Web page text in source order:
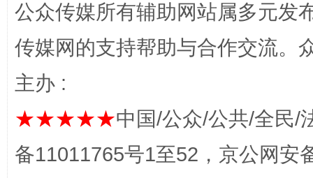
东山县通报“牛蛙产品抗生素超标问题” 法
公众传媒所有辅助网站属多元发
传媒网的支持帮助与合作交流。
主办 :
★★★★★中国/公众/公共/全民/
备11011765号1至52，京公网安